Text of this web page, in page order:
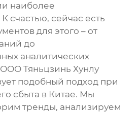
наиболее
счастью, сейчас есть
для этого – от
до
аналитических
Тяньцзинь Хунлу
подобный подход при
сбыта в Китае. Мы
тренды, анализируем